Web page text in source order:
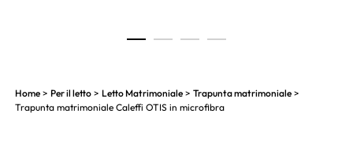
Home > Per il letto > Letto Matrimoniale > Trapunta matrimoniale >
Trapunta matrimoniale Caleffi OTIS in microfibra